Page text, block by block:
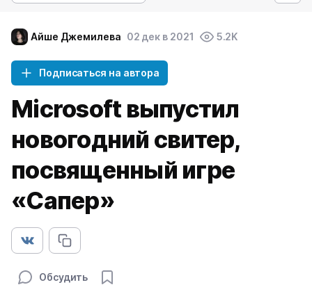
Айше Джемилева 02 дек в 2021 5.2K
Подписаться на автора
Microsoft выпустил
новогодний свитер,
посвященный игре
«Сапер»
Обсудить